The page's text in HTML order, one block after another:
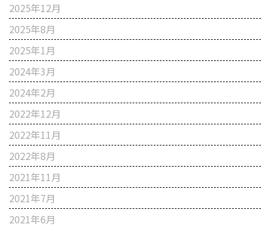
2025年12月
2025年8月
2025年1月
2024年3月
2024年2月
2022年12月
2022年11月
2022年8月
2021年11月
2021年7月
2021年6月